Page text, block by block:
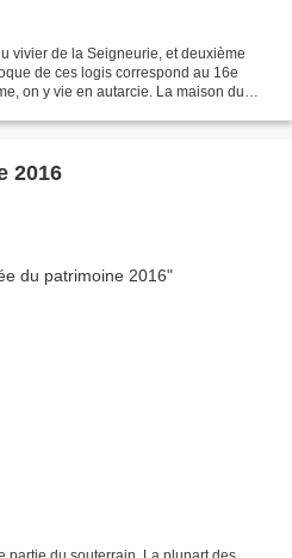
vivier de la Seigneurie, et deuxième
de ces logis correspond au 16e
on y vie en autarcie. La maison du
2016